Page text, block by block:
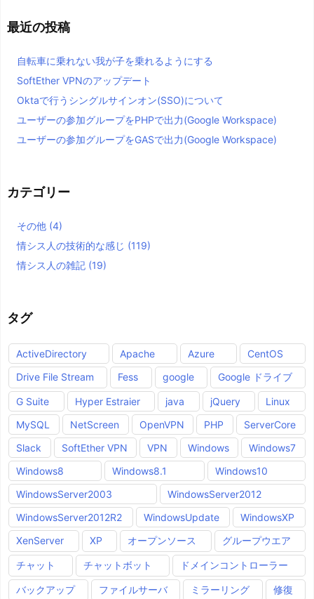
最近の投稿
自転車に乗れない我が子を乗れるようにする
SoftEther VPNのアップデート
Oktaで行うシングルサインオン(SSO)について
ユーザーの参加グループをPHPで出力(Google Workspace)
ユーザーの参加グループをGASで出力(Google Workspace)
カテゴリー
その他 (4)
情シス人の技術的な感じ (119)
情シス人の雑記 (19)
タグ
ActiveDirectory Apache Azure
CentOS
Drive File Stream
Fess google Google ドライブ
G Suite Hyper Estraier java jQuery
Linux
MySQL
NetScreen OpenVPN PHP
ServerCore
Slack
SoftEther VPN VPN Windows
Windows7
Windows8
Windows8.1
Windows10
WindowsServer2003
WindowsServer2012
WindowsServer2012R2
WindowsUpdate
WindowsXP
XenServer
XP オープンソース グループウエア
チャット チャットボット ドメインコントローラー
バックアップ ファイルサーバ ミラーリング 修復